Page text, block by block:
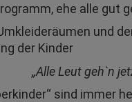
ehe alle gut
und
der Kinder
„Alle Leut geh`n
sind immer